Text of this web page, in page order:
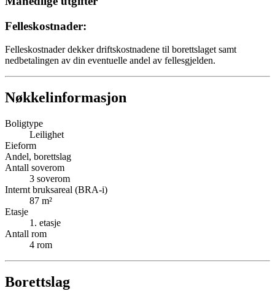
Felleskostnader:
Felleskostnader dekker driftskostnadene til borettslaget samt
nedbetalingen av din eventuelle andel av fellesgjelden.
Nøkkelinformasjon
Boligtype
Leilighet
Eieform
Andel, borettslag
Antall soverom
3 soverom
Internt bruksareal (BRA-i)
87 m²
Etasje
1 . etasje
Antall rom
4 rom
Borettslag